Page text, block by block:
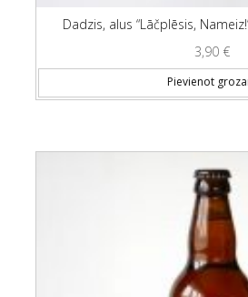
Dadzis, alus “Lāčplēsis,
3,90 €
Pievienot